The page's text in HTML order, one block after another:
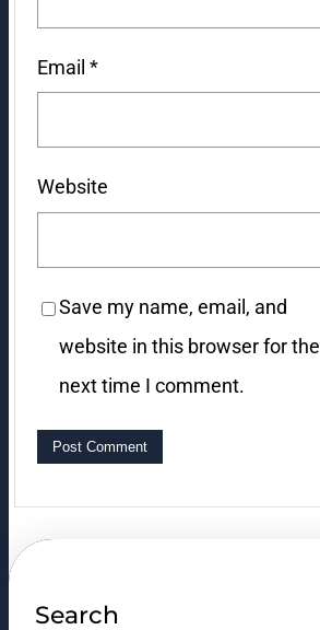
Email *
Website
Save my name, email, and
website in this browser for the
next time I comment.
Search